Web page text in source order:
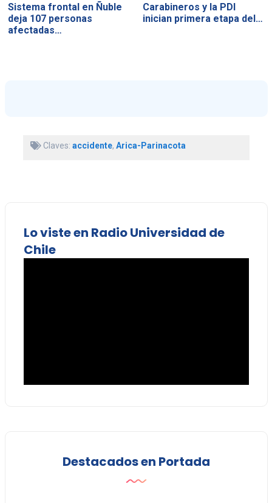
Sistema frontal en Ñuble
deja 107 personas
afectadas…
Carabineros y la PDI
inician primera etapa del…
Claves: accidente, Arica-Parinacota
Lo viste en Radio Universidad de
Chile
Destacados en Portada